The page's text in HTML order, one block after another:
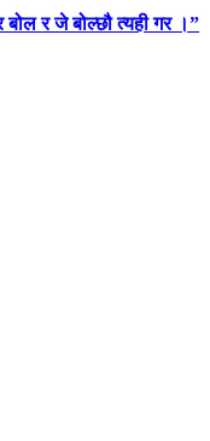
र जे बोल्छौ त्यही गर ।”